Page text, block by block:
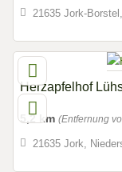
21635 Jork-
Herzapfelhof
5,2 km (Entfernung
21635 Jork,